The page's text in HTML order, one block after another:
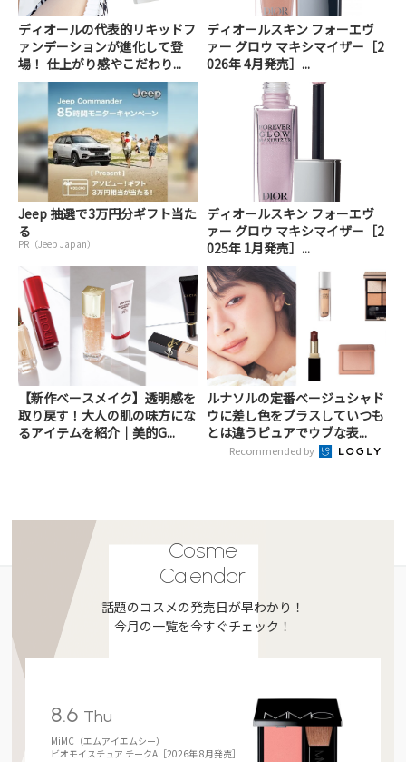
ディオールの代表的リキッドフ
ァンデーションが進化して登
場！ 仕上がり感やこだわり...
ディオールスキン フォーエヴ
ァー グロウ マキシマイザー［2
026年 4月発売］...
Jeep 抽選で3万円分ギフト当た
る
PR（Jeep Japan）
ディオールスキン フォーエヴ
ァー グロウ マキシマイザー［2
025年 1月発売］...
【新作ベースメイク】透明感を
取り戻す！大人の肌の味方にな
るアイテムを紹介｜美的G...
ルナソルの定番ベージュシャド
ウに差し色をプラスしていつも
とは違うピュアでウブな表...
Recommended by
Cosme
Calendar
話題のコスメの発売日が早わかり！
今月の一覧を今すぐチェック！
8.6 Thu
MiMC（エムアイエムシー）
ビオモイスチュア チークA［2026年 8月発売］